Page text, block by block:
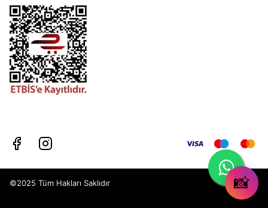
©2025 Tüm Hakları Saklıdır 📸